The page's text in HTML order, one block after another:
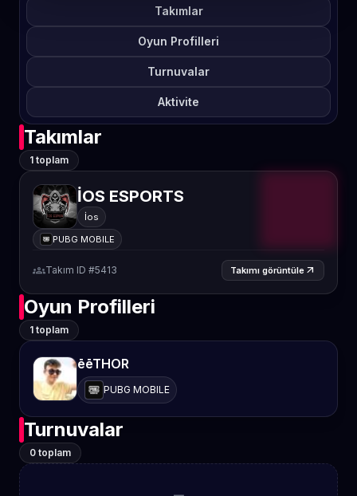
Takımlar
Oyun Profilleri
Turnuvalar
Aktivite
Takımlar
1 toplam
İOS ESPORTS
İos
PUBG MOBILE
groupsTakım ID #5413 Takımı görüntüle arrow_outward
Oyun Profilleri
1 toplam
ēēTHOR
PUBG MOBILE
Turnuvalar
0 toplam